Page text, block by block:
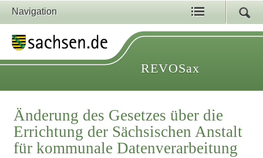
Navigation
REVOSax
Änderung des Gesetzes über die
Errichtung der Sächsischen Anstalt
für kommunale Datenverarbeitung